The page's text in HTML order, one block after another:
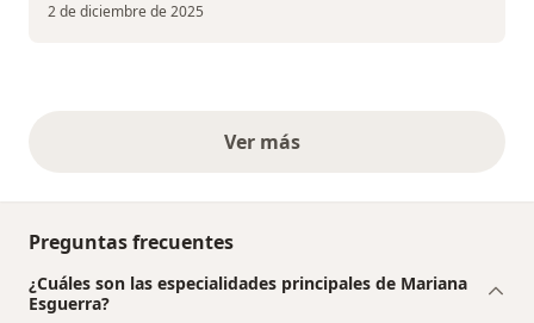
2 de diciembre de 2025
Ver másopiniones anteriores
Preguntas frecuentes
¿Cuáles son las especialidades principales de Mariana
Esguerra?